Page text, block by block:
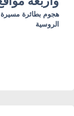
هجوم بطائرة
الروسية